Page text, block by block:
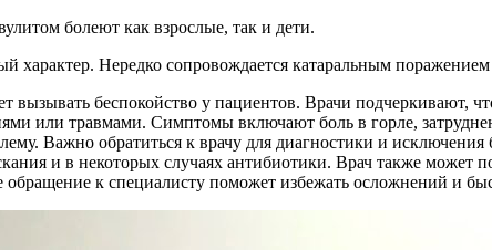
болеют как взрослые, так и дети.
Нередко сопровождается катаральным поражением
вызывать беспокойство у пациентов. Врачи подчеркивают,
или травмами. Симптомы включают боль в горле,
Важно обратиться к врачу для диагностики и
и в некоторых случаях антибиотики. Врач также может
к специалисту поможет избежать осложнений и